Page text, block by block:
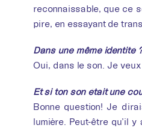
reconnaissable, que ce
pire, en essayant de
Dans une même identité
Oui, dans le son. Je
Et si ton son était une
Bonne question! Je
lumière. Peut-être qu’il